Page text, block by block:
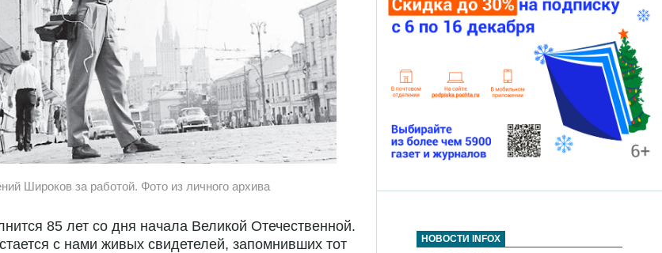
Широков за работой. Фото из личного архива
85 лет со дня начала Великой Отечественной.
с нами живых свидетелей, запомнивших тот
НОВОСТИ INFOX